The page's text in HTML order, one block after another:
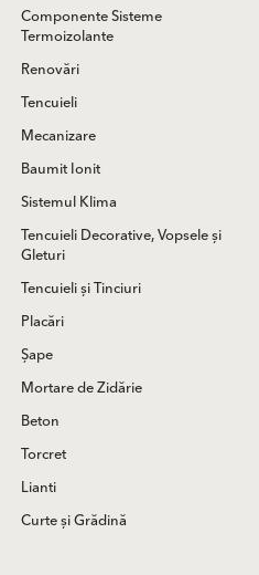
Componente Sisteme
Termoizolante
Renovări
Tencuieli
Mecanizare
Baumit Ionit
Sistemul Klima
Tencuieli Decorative, Vopsele și
Gleturi
Tencuieli și Tinciuri
Placări
Șape
Mortare de Zidărie
Beton
Torcret
Lianti
Curte și Grădină